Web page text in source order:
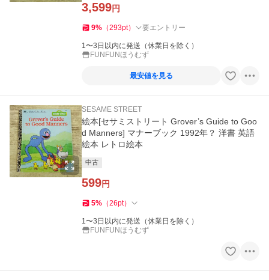
3,599円
9% （293pt） 要エントリー
1〜3日以内に発送（休業日を除く）
FUNFUNほうむず
最安値を見る
SESAME STREET
絵本[セサミストリート Grover’s Guide to Goo
d Manners] マナーブック 1992年？ 洋書 英語
絵本 レトロ絵本
中古
599円
5% （26pt）
1〜3日以内に発送（休業日を除く）
FUNFUNほうむず